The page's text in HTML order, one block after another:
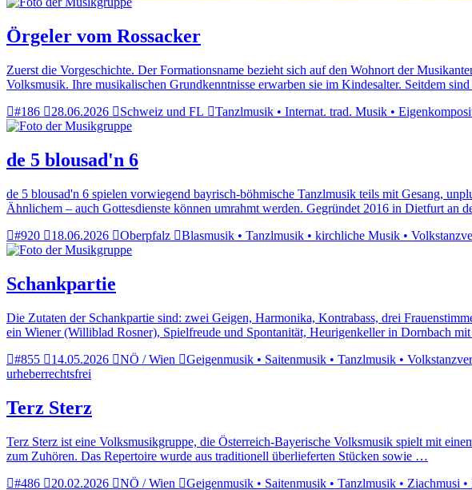
Örgeler vom Rossacker
Zuerst die Vorgeschichte. Der Formationsname bezieht sich auf den Wohnort der
Volksmusik. Ihre musikalischen Grundkenntnisse erwarben sie im Kindesalter. Seitdem
#186
28.06.2026 Schweiz und FL Tanzlmusik • Internat. trad. Musik •
de 5 blousad'n 6
de 5 blousad'n 6 spielen vorwiegend bayrisch-böhmische Tanzlmusik teils mit Gesang,
Ähnlichem – auch Gottesdienste können umrahmt werden. Gegründet 2016 in Dietfurt an
#920
18.06.2026 Oberpfalz Blasmusik • Tanzlmusik • kirchliche Musik •
Schankpartie
Die Zutaten der Schankpartie sind: zwei Geigen, Harmonika, Kontrabass, drei
ein Wiener (Williblad Rosner), Spielfreude und Spontanität, Heurigenkeller in Dornbach
#855
14.05.2026 NÖ / Wien
Geigenmusik • Saitenmusik • Tanzlmusik •
urheberrechtsfrei
Terz Sterz
Terz Sterz ist eine Volksmusikgruppe, die Österreich-Bayerische Volksmusik spielt mit
zum Zuhören. Das Repertoire wurde aus traditionell überlieferten Stücken sowie …
#486
20.02.2026 NÖ / Wien Geigenmusik • Saitenmusik • Tanzlmusik • Ziachmusi